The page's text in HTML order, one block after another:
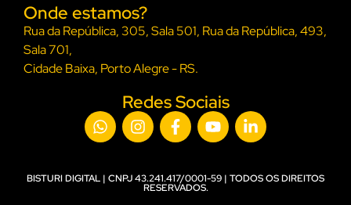
Onde estamos?
Rua da República, 305, Sala 501, Rua da República, 493,
Sala 701,
Cidade Baixa, Porto Alegre - RS.
Redes Sociais
BISTURI DIGITAL | CNPJ 43.241.417/0001-59 | TODOS OS DIREITOS
RESERVADOS.